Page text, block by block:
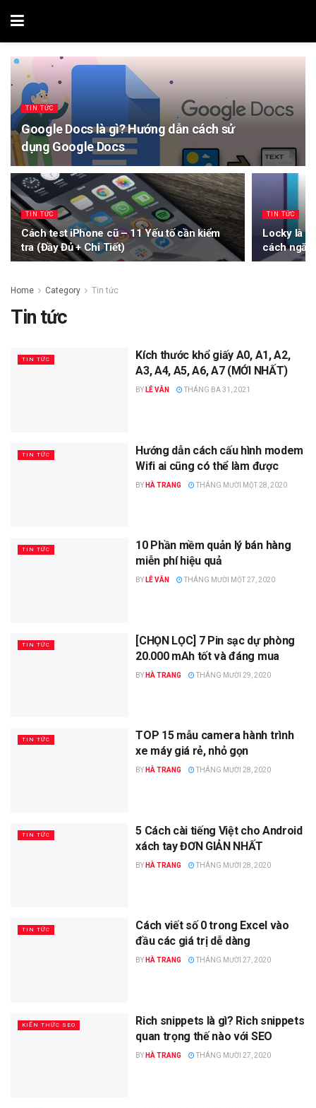
TIN TỨC
Google Docs là gì? Hướng dẫn cách sử
dụng Google Docs
TIN TỨC
Cách test iPhone cũ – 11 Yếu tố cần kiểm
tra (Đầy Đủ + Chi Tiết)
TIN TỨC
Locky là
cách ngăn
Home Category Tin tức
Tin tức
TIN TỨC
Kích thước khổ giấy A0, A1, A2,
A3, A4, A5, A6, A7 (MỚI NHẤT)
BY LÊ VÂN THÁNG BA 31, 2021
TIN TỨC
Hướng dẫn cách cấu hình modem
Wifi ai cũng có thể làm được
BY HÀ TRANG THÁNG MƯỜI MỘT 28, 2020
TIN TỨC
10 Phần mềm quản lý bán hàng
miễn phí hiệu quả
BY LÊ VÂN THÁNG MƯỜI MỘT 27, 2020
TIN TỨC
[CHỌN LỌC] 7 Pin sạc dự phòng
20.000 mAh tốt và đáng mua
BY HÀ TRANG THÁNG MƯỜI 29, 2020
TIN TỨC
TOP 15 mẫu camera hành trình
xe máy giá rẻ, nhỏ gọn
BY HÀ TRANG THÁNG MƯỜI 28, 2020
TIN TỨC
5 Cách cài tiếng Việt cho Android
xách tay ĐƠN GIẢN NHẤT
BY HÀ TRANG THÁNG MƯỜI 28, 2020
TIN TỨC
Cách viết số 0 trong Excel vào
đầu các giá trị dễ dàng
BY HÀ TRANG THÁNG MƯỜI 27, 2020
KIẾN THỨC SEO
Rich snippets là gì? Rich snippets
quan trọng thế nào với SEO
BY HÀ TRANG THÁNG MƯỜI 27, 2020